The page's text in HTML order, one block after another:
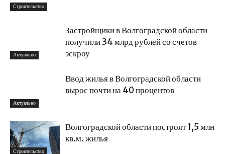
Строительство
Актуально
Застройщики в Волгоградской области
получили 34 млрд рублей со счетов
эскроу
Актуально
Ввод жилья в Волгоградской области
вырос почти на 40 процентов
Строительство
Волгоградской области построят 1,5 млн
кв.м. жилья